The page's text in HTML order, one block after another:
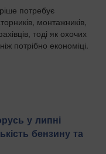
потребує
монтажників,
тоді як охочих
потрібно економіці.
у липні
бензину та